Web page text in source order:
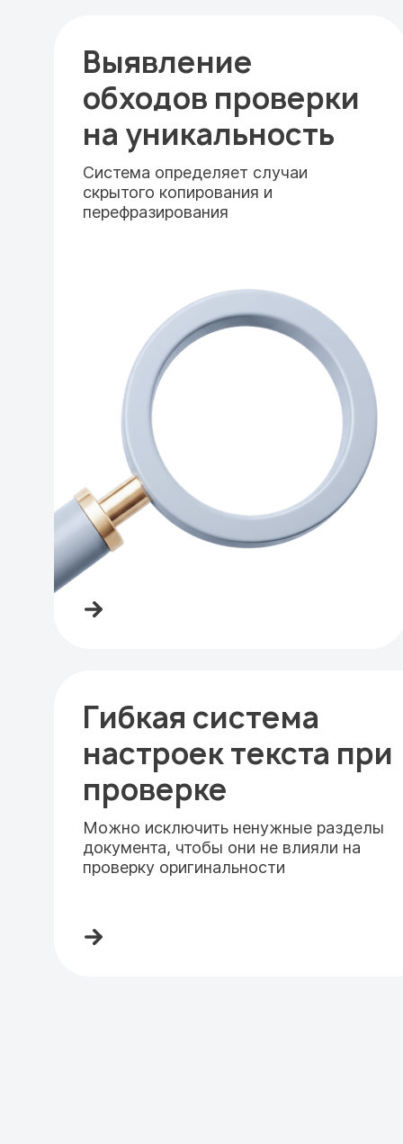
Выявление
обходов проверки
на уникальность
Система определяет случаи
скрытого копирования и
перефразирования
Гибкая система
настроек текста при
проверке
Можно исключить ненужные разделы
документа, чтобы они не влияли на
проверку оригинальности